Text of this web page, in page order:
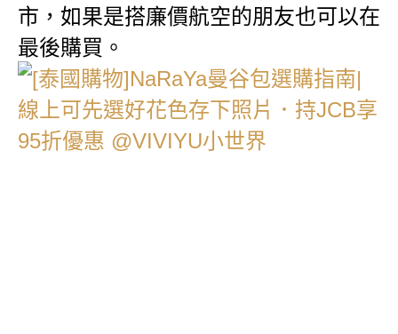
市，如果是搭廉價航空的朋友也可以在
最後購買。